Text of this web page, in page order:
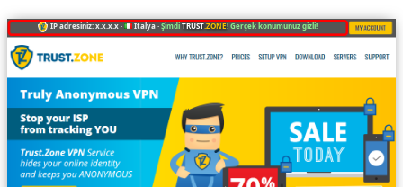
IP adresiniz: x.x.x.x · İtalya ·ŞimdiTRUST.ZONE! Gerçek konumunuz gizli!